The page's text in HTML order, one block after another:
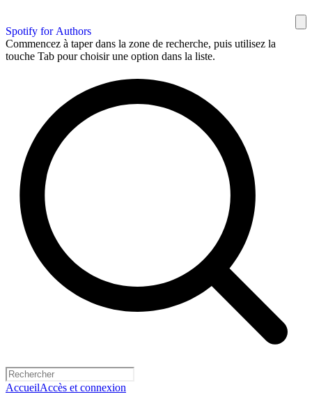
Spotify for Authors
Commencez à taper dans la zone de recherche, puis utilisez la
touche Tab pour choisir une option dans la liste.
AccueilAccès et connexion